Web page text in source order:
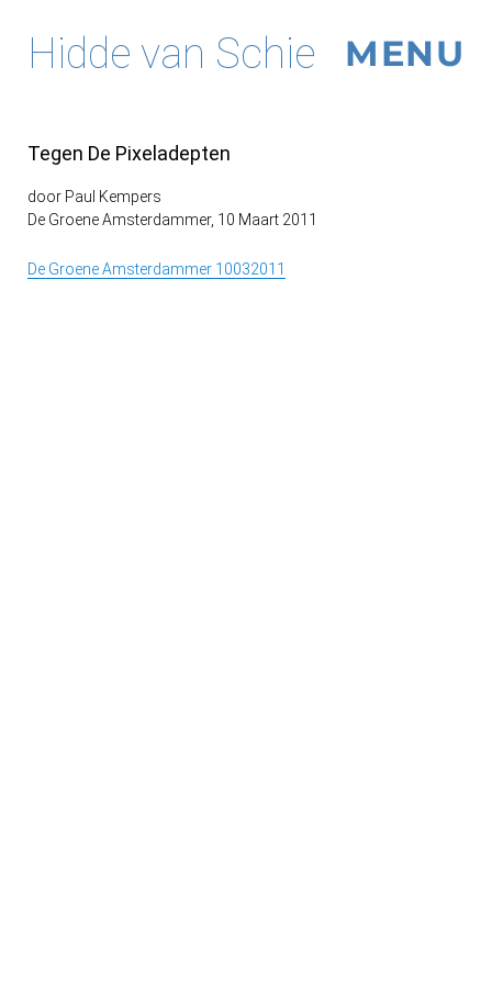
Hidde van Schie MENU
Tegen De Pixeladepten
door Paul Kempers
De Groene Amsterdammer, 10 Maart 2011
De Groene Amsterdammer 10032011